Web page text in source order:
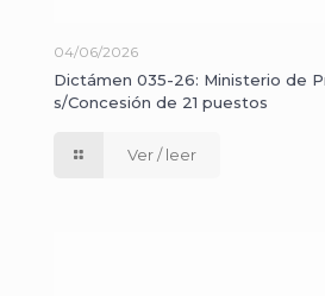
04/06/2026
Dictámen 035-26: Ministerio de
s/Concesión de 21 puestos
Ver / leer